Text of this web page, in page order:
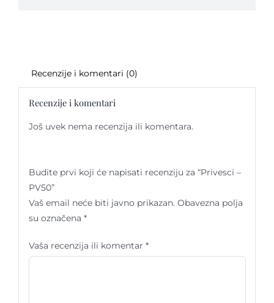
Recenzije i komentari (0)
Recenzije i komentari
Još uvek nema recenzija ili komentara.
Budite prvi koji će napisati recenziju za “Privesci –
PV50”
Vaš email neće biti javno prikazan. Obavezna polja
su označena *
Vaša recenzija ili komentar *